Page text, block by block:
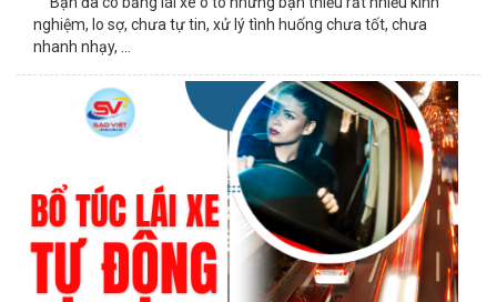
nghiệm, lo sợ, chưa tự tin, xử lý tình huống chưa tốt, chưa
nhanh nhạy, ...